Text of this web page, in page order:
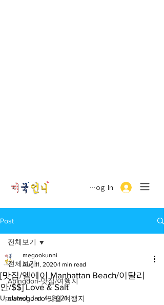
Log In
Post
전체보기
Abingdon-맛집/여행지
alamogordo-맛집/여행지
전체보기
[맛집/엘에이 Manhattan Beach/이탈리
안/$$] Love & Salt
megookunni
Aug 11, 2020 1 min read
Updated:Jan 4, 2021